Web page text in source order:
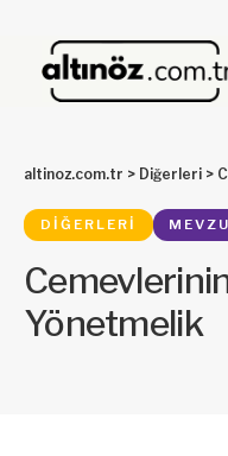
altinoz.com.tr > Diğerleri >
DIĞERLERI
Yönetmelik